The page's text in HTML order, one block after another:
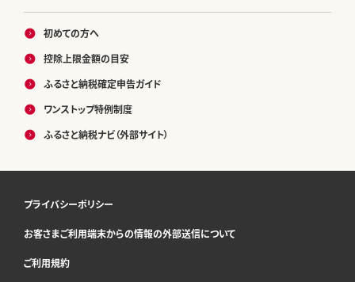
初めての方へ
控除上限金額の目安
ふるさと納税確定申告ガイド
ワンストップ特例制度
ふるさと納税ナビ（外部サイト）
プライバシーポリシー
お客さまご利用端末からの情報の外部送信について
ご利用規約